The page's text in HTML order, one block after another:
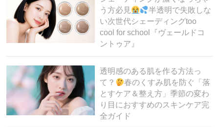
う方必見
半透明で失敗しな
い次世代シェーディングtoo
cool for school『ヴェールドコ
ントゥア』
透明感のある肌を作る方法っ
て？
春のくすみ肌を防ぐ「落
とすケア＆整え方」季節の変わ
り目におすすめのスキンケア完
全ガイド